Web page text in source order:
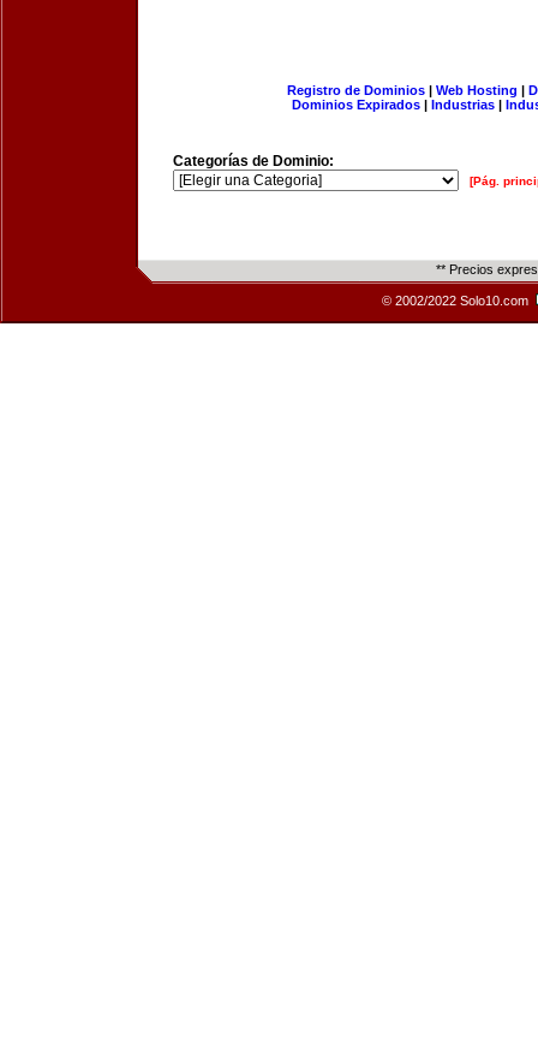
Registro de Dominios| Web Hosting |
Dominios Expirados | Industrias |
Categorías de Dominio:
[Pág.
** Precios
© 2002/2022 Solo10.com